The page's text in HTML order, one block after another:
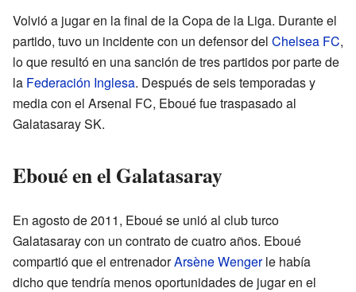
Volvió a jugar en la final de la Copa de la Liga. Durante el
partido, tuvo un incidente con un defensor del Chelsea FC,
lo que resultó en una sanción de tres partidos por parte de
la Federación Inglesa. Después de seis temporadas y
media con el Arsenal FC, Eboué fue traspasado al
Galatasaray SK.
Eboué en el Galatasaray
En agosto de 2011, Eboué se unió al club turco
Galatasaray con un contrato de cuatro años. Eboué
compartió que el entrenadorArsène Wengerle había
dicho que tendría menos oportunidades de jugar en el